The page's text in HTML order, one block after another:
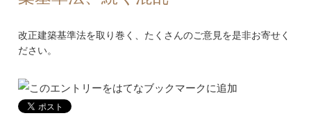
改正建築基準法を取り巻く、たくさんのご意見を是非お寄せく
ださい。